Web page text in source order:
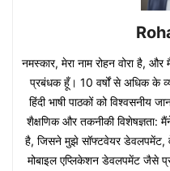
नमस्कार, मेरा नाम रोहन वोरा
प्रबंधक हूँ। 10 वर्षों से अधिक के
हिंदी भाषी पाठकों को विश्वसनीय
शैक्षणिक और तकनीकी विशेषज्ञता:
है, जिसने मुझे सॉफ्टवेयर डेवलपमेंट,
मोबाइल एप्लिकेशन डेवलपमेंट जैसे